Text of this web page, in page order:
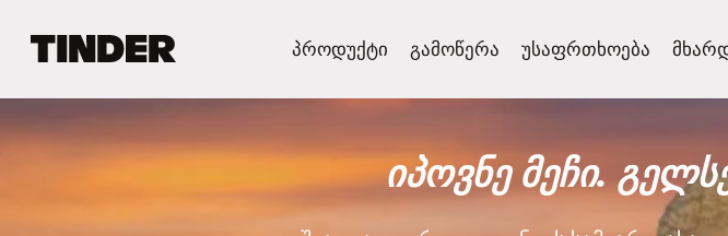
d
პროდუქტი გამოწერა უსაფრთხოება
იპოვნე მეჩი.